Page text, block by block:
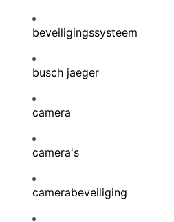
beveiligingssysteem
busch jaeger
camera
camera's
camerabeveiliging